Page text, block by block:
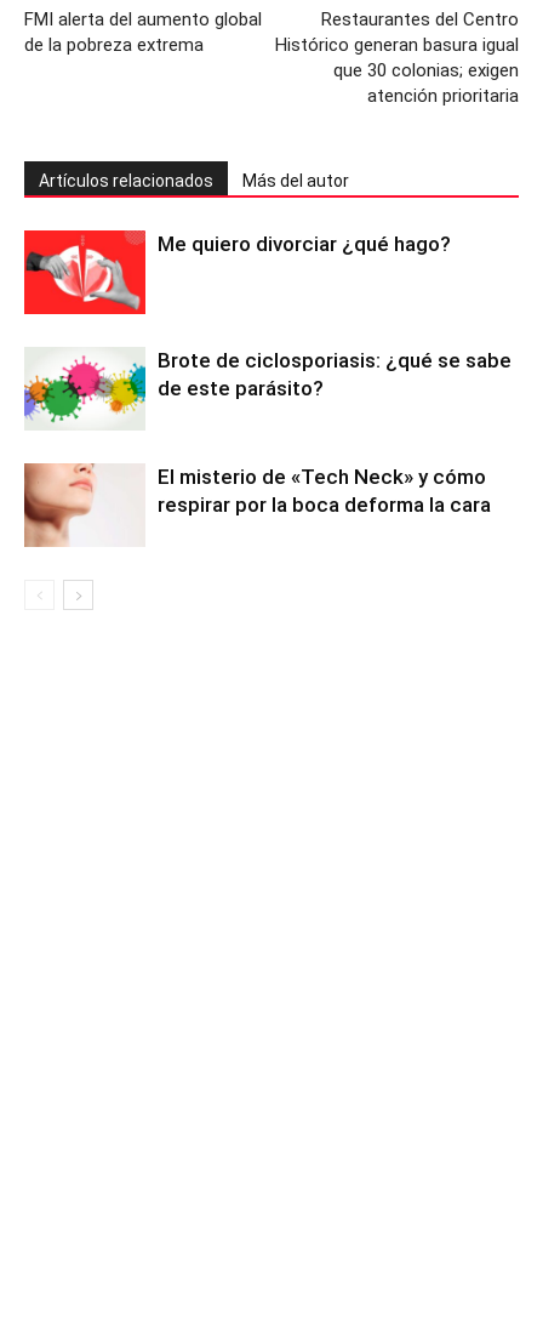
FMI alerta del aumento global
de la pobreza extrema
Restaurantes del Centro
Histórico generan basura igual
que 30 colonias; exigen
atención prioritaria
Artículos relacionados Más del autor
Me quiero divorciar ¿qué hago?
Brote de ciclosporiasis: ¿qué se sabe
de este parásito?
El misterio de «Tech Neck» y cómo
respirar por la boca deforma la cara